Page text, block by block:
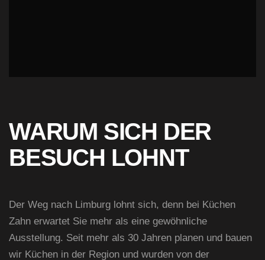
WARUM SICH DER
BESUCH LOHNT
Der Weg nach Limburg lohnt sich, denn bei Küchen
Zahn erwartet Sie mehr als eine gewöhnliche
Ausstellung. Seit mehr als 30 Jahren planen und bauen
wir Küchen in der Region und wurden von der